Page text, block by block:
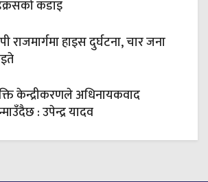
कडाइ
राजमार्गमा हाइस दुर्घटना, चार जना
केन्द्रीकरणले अधिनायकवाद
: उपेन्द्र यादव